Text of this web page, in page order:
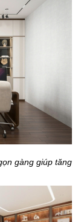
gàng giúp tăng